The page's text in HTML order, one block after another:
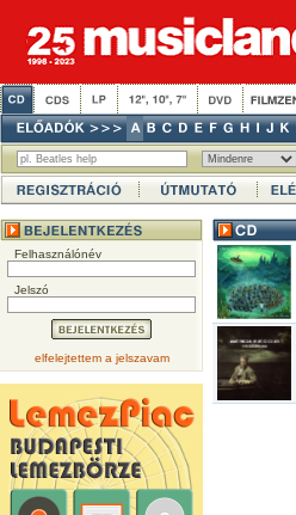
Felhasználónév
Jelszó
elfelejtettem a jelszavam